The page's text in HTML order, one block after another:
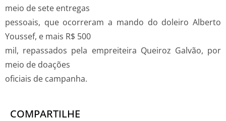
meio de sete entregas
pessoais, que ocorreram a mando do doleiro Alberto
Youssef, e mais R$ 500
mil, repassados pela empreiteira Queiroz Galvão, por
meio de doações
oficiais de campanha.
COMPARTILHE